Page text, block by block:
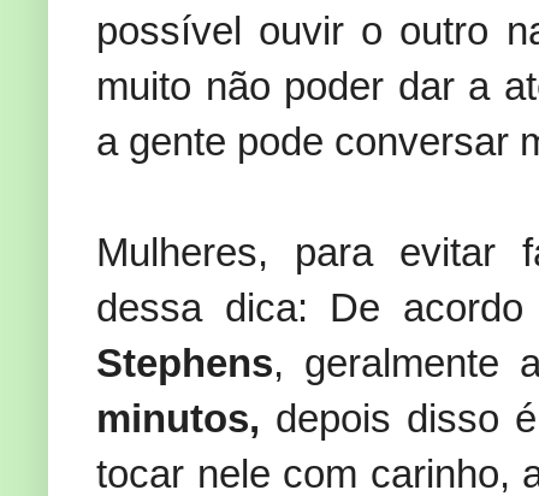
possível ouvir o outro
muito não poder dar a
a gente pode conversar
Mulheres, para evitar
dessa dica: De
Stephens, geralmente
minutos, depois disso
tocar nele com carinho,